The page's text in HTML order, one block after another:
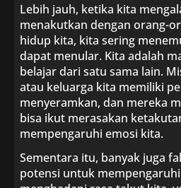
Lebih jauh, ketika kita
menakutkan dengan orang-
hidup kita, kita sering
dapat menular. Kita adalah
belajar dari satu sama lain.
atau keluarga kita memiliki
menyeramkan, dan mereka
bisa ikut merasakan
mempengaruhi emosi kita.
Sementara itu, banyak juga
potensi untuk